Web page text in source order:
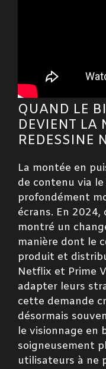
QUAND LE
DEVIENT LA
REDESSINE
La montée en
de contenu via le
profondément
écrans. En
montré un
manière dont le
produit et
Netflix et Prime
adapter leurs
cette demande
désormais
le visionnage en
soigneusement
utilisateurs à ne